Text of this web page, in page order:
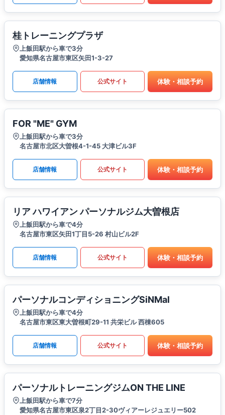
桂トレーニングプラザ
上飯田駅から車で3分
愛知県名古屋市東区矢田1-3-27
店舗情報 公式サイト 体験・相談予約
FOR "ME" GYM
上飯田駅から車で3分
名古屋市北区大曽根4-1-45 大津ビル3F
店舗情報 公式サイト 体験・相談予約
リア ハワイアン パーソナルジム大曽根店
上飯田駅から車で4分
名古屋市東区矢田1丁目5-26 村山ビル2F
店舗情報 公式サイト 体験・相談予約
パーソナルコンディショニングSiNMal
上飯田駅から車で4分
名古屋市東区東大曽根町29-11 共栄ビル 西棟605
店舗情報 公式サイト 体験・相談予約
パーソナルトレーニングジムON THE LINE
上飯田駅から車で7分
愛知県名古屋市東区泉2丁目2-30ヴィアーレジュエリー502